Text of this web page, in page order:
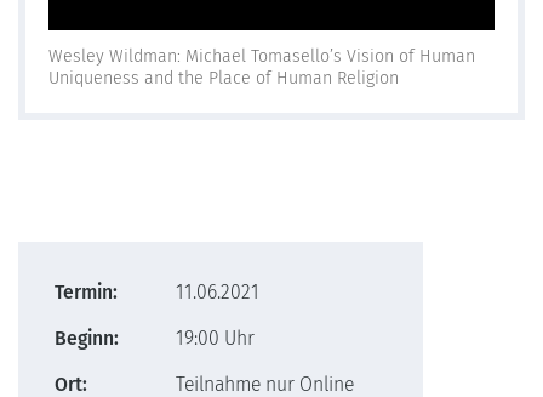
Wesley Wildman: Michael Tomasello’s Vision of Human
Uniqueness and the Place of Human Religion
Termin:
11.06.2021
Beginn:
19:00 Uhr
Ort:
Teilnahme nur Online